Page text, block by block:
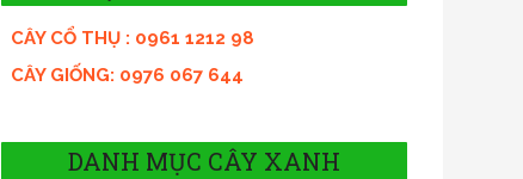
CÂY CỔ THỤ : 0961 1212 98
CÂY GIỐNG: 0976 067 644
DANH MỤC CÂY XANH